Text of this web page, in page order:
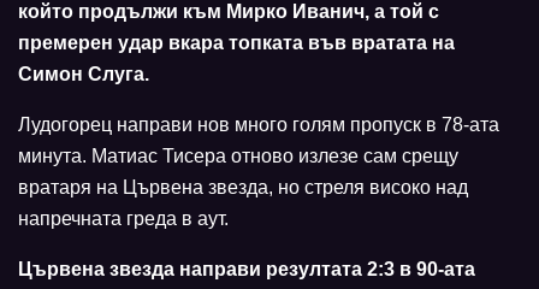
който продължи към Мирко Иванич, а той с
премерен удар вкара топката във вратата на
Симон Слуга.
Лудогорец направи нов много голям пропуск в 78-ата
минута. Матиас Тисера отново излезе сам срещу
вратаря на Цървена звезда, но стреля високо над
напречната греда в аут.
Цървена звезда направи резултата 2:3 в 90-ата